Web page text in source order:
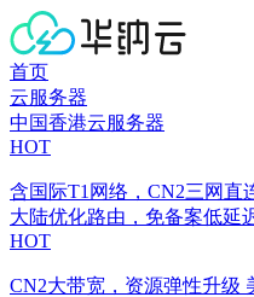
首页
云服务器
中国香港云服务器
HOT
含国际T1网络，CN2三网直
大陆优化路由，免备案低延
HOT
CN2大带宽，资源弹性升级